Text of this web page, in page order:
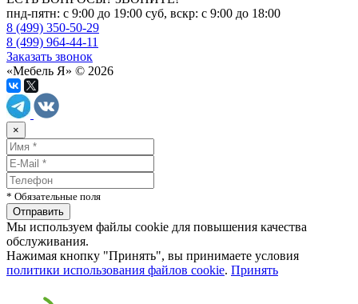
пнд-пятн: с 9:00 до 19:00 суб, вскр: с 9:00 до 18:00
8 (499) 350-50-29
8 (499) 964-44-11
Заказать звонок
«Мебель Я» © 2026
×
* Обязательные поля
Мы используем файлы cookie для повышения качества
обслуживания.
Нажимая кнопку "Принять", вы принимаете условия
политики использования файлов cookie. Принять